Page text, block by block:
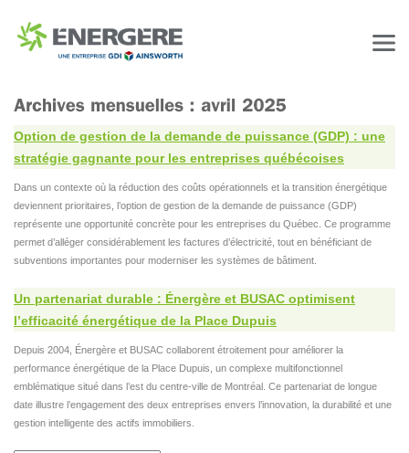
Option de gestion de la demande de puissance (GDP) : une
stratégie gagnante pour les entreprises québécoises
Dans un contexte où la réduction des coûts opérationnels et la transition énergétique
deviennent prioritaires, l’option de gestion de la demande de puissance (GDP)
représente une opportunité concrète pour les entreprises du Québec. Ce programme
permet d’alléger considérablement les factures d’électricité, tout en bénéficiant de
subventions importantes pour moderniser les systèmes de bâtiment.
Un partenariat durable : Énergère et BUSAC optimisent
l’efficacité énergétique de la Place Dupuis
Depuis 2004, Énergère et BUSAC collaborent étroitement pour améliorer la
performance énergétique de la Place Dupuis, un complexe multifonctionnel
emblématique situé dans l’est du centre-ville de Montréal. Ce partenariat de longue
date illustre l’engagement des deux entreprises envers l’innovation, la durabilité et une
gestion intelligente des actifs immobiliers.